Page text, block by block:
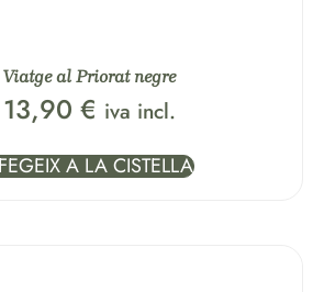
Viatge al Priorat negre
13,90 € iva incl.
A LA CISTELLA